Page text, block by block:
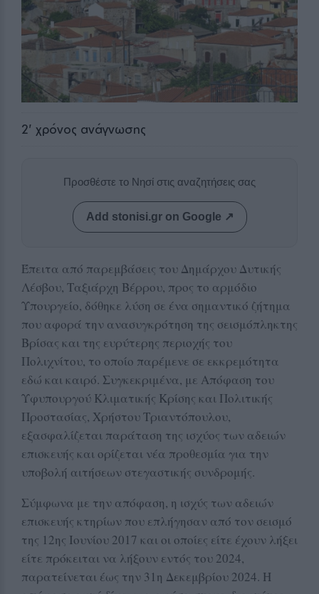
2' χρόνος ανάγνωσης
Προσθέστε το Νησί στις αναζητήσεις σας
Add stonisi.gr on Google ↗
Έπειτα από παρεμβάσεις του Δημάρχου Δυτικής
Λέσβου, Ταξιάρχη Βέρρου, προς το αρμόδιο
Υπουργείο, δόθηκε λύση σε ένα σημαντικό ζήτημα
που αφορά την ανασυγκρότηση της σεισμόπληκτης
Βρίσας και της ευρύτερης περιοχής του
Πολιχνίτου, το οποίο παρέμενε σε εκκρεμότητα
εδώ και καιρό. Συγκεκριμένα, με Απόφαση του
Υφυπουργού Κλιματικής Κρίσης και Πολιτικής
Προστασίας, Χρήστου Τριαντόπουλου,
εξασφαλίζεται παράταση της ισχύος των αδειών
επισκευής και ορίζεται νέα προθεσμία για την
υποβολή αιτήσεων στεγαστικής συνδρομής.
Σύμφωνα με την απόφαση, η ισχύς των αδειών
επισκευής κτηρίων που επλήγησαν από τον σεισμό
της 12ης Ιουνίου 2017 και οι οποίες είτε έχουν λήξει
είτε πρόκειται να λήξουν εντός του 2024,
παρατείνεται έως την 31η Δεκεμβρίου 2024. Η